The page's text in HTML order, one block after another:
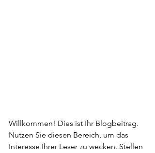
Willkommen! Dies ist Ihr Blogbeitrag.
Nutzen Sie diesen Bereich, um das
Interesse Ihrer Leser zu wecken. Stellen